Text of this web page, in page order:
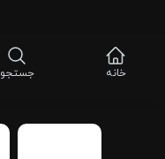
خانه جستجو